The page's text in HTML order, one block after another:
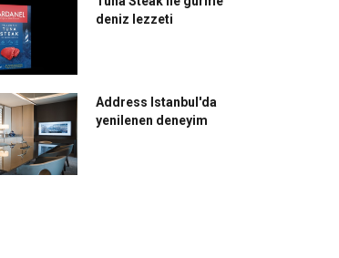
deniz lezzeti
Address Istanbul'da
yenilenen deneyim